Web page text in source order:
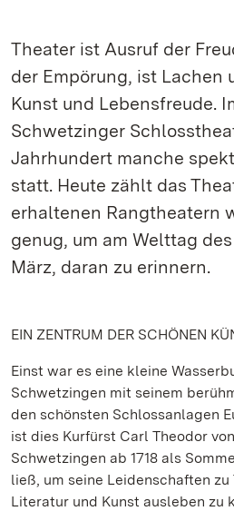
Theater ist Ausruf der
der Empörung, ist Lachen
Kunst und Lebensfreude.
Schwetzinger
Jahrhundert manche
statt. Heute zählt das
erhaltenen Rangtheatern
genug, um am Welttag
März, daran zu erinnern.
EIN ZENTRUM DER SCHÖNEN
Einst war es eine kleine
Schwetzingen mit seinem
den schönsten Schlossanlagen
ist dies Kurfürst Carl Theodor
Schwetzingen ab 1718 als
ließ, um seine Leidenschaften
Literatur und Kunst ausleben zu